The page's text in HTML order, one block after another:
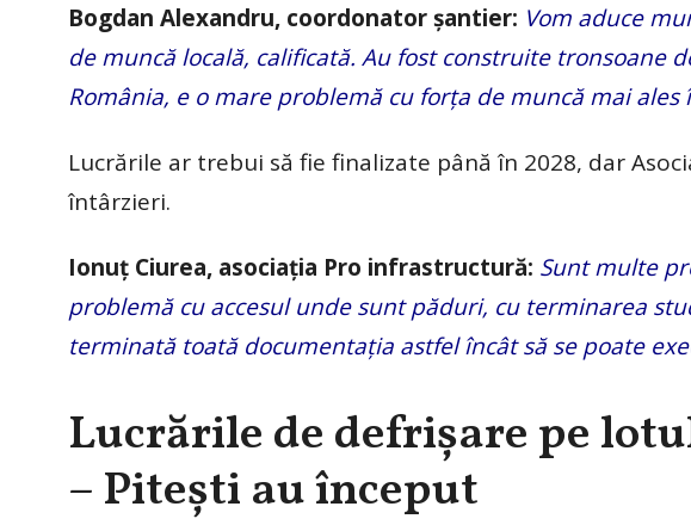
Bogdan Alexandru, coordonator şantier: Vom aduce
de muncă locală, calificată. Au fost construite tronsoane
România, e o mare problemă cu forţa de muncă mai ales
Lucrările ar trebui să fie finalizate până în 2028, dar
întârzieri.
Ionuţ Ciurea, asociaţia Pro infrastructură: Sunt multe
problemă cu accesul unde sunt păduri, cu terminarea
terminată toată documentaţia astfel încât să se poate
Lucrările de defrișare pe
– Piteşti au început